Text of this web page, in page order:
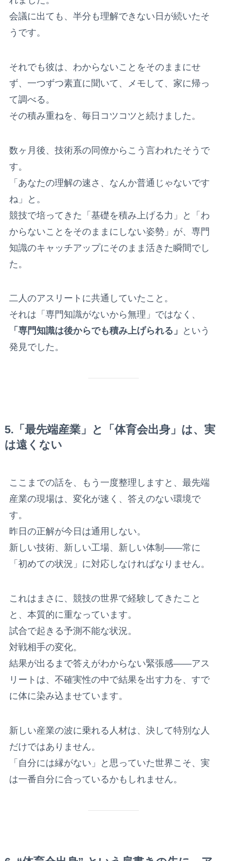
会議に出ても、半分も理解できない日が続いたそ
うです。
それでも彼は、わからないことをそのままにせ
ず、一つずつ素直に聞いて、メモして、家に帰っ
て調べる。
その積み重ねを、毎日コツコツと続けました。
数ヶ月後、技術系の同僚からこう言われたそうで
す。
「あなたの理解の速さ、なんか普通じゃないです
ね」と。
競技で培ってきた「基礎を積み上げる力」と「わ
からないことをそのままにしない姿勢」が、専門
知識のキャッチアップにそのまま活きた瞬間でし
た。
二人のアスリートに共通していたこと。
それは「専門知識がないから無理」ではなく、
「専門知識は後からでも積み上げられる」
という
発見でした。
5.「最先端産業」と「体育会出身」は、実
は遠くない
ここまでの話を、もう一度整理しますと、最先端
産業の現場は、変化が速く、答えのない環境で
す。
昨日の正解が今日は通用しない。
新しい技術、新しい工場、新しい体制——常に
「初めての状況」に対応しなければなりません。
これはまさに、競技の世界で経験してきたこと
と、本質的に重なっています。
試合で起きる予測不能な状況。
対戦相手の変化。
結果が出るまで答えがわからない緊張感——アス
リートは、不確実性の中で結果を出す力を、すで
に体に染み込ませています。
新しい産業の波に乗れる人材は、決して特別な人
だけではありません。
「自分には縁がない」と思っていた世界こそ、実
は一番自分に合っているかもしれません。